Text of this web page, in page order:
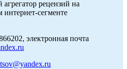
рецензий на
сегменте
электронная почта